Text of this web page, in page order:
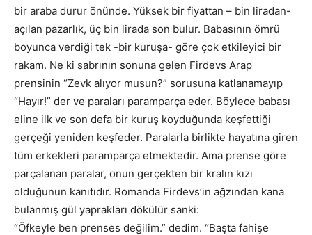
bir araba durur önünde. Yüksek bir fiyattan – bin liradan-
açılan pazarlık, üç bin lirada son bulur. Babasının ömrü
boyunca verdiği tek -bir kuruşa- göre çok etkileyici bir
rakam. Ne ki sabrının sonuna gelen Firdevs Arap
prensinin “Zevk alıyor musun?” sorusuna katlanamayıp
“Hayır!” der ve paraları paramparça eder. Böylece babası
eline ilk ve son defa bir kuruş koyduğunda keşfettiği
gerçeği yeniden keşfeder. Paralarla birlikte hayatına giren
tüm erkekleri paramparça etmektedir. Ama prense göre
parçalanan paralar, onun gerçekten bir kralın kızı
olduğunun kanıtıdır. Romanda Firdevs’in ağzından kana
bulanmış gül yaprakları dökülür sanki:
“Öfkeyle ben prenses değilim.” dedim. “Başta fahişe